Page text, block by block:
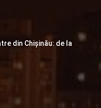
din Chişinău: de la